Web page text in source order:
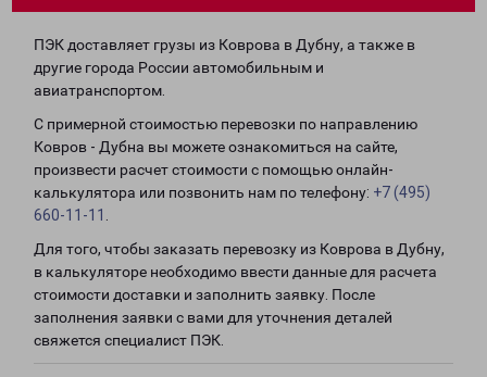
ПЭК доставляет грузы из Коврова в Дубну, а также в
другие города России автомобильным и
авиатранспортом.
С примерной стоимостью перевозки по направлению
Ковров - Дубна вы можете ознакомиться на сайте,
произвести расчет стоимости с помощью онлайн-
калькулятора или позвонить нам по телефону: +7 (495)
660-11-11
Для того, чтобы заказать перевозку из Коврова в Дубну,
в калькуляторе необходимо ввести данные для расчета
стоимости доставки и заполнить заявку. После
заполнения заявки с вами для уточнения деталей
свяжется специалист ПЭК.